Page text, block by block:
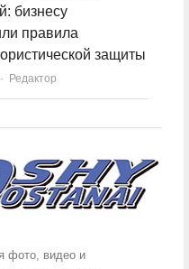
бизнесу
правила
защиты
Author
Редактор
фото, видео и